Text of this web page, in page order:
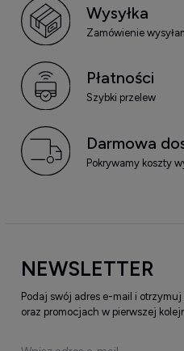
Wysyłka
Zamówienie
Płatności
Szybki przelew
Darmowa
Pokrywamy koszty
NEWSLETTER
Podaj swój adres e-mail i
oraz promocjach w pierwszej